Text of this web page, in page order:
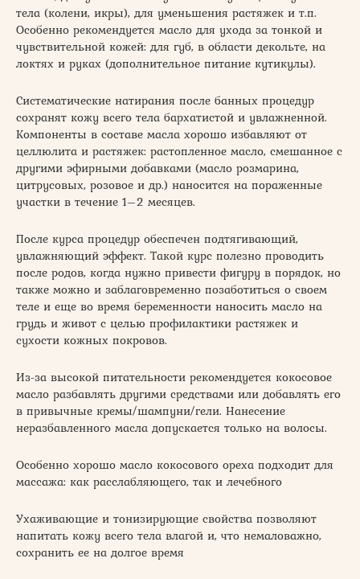
тела (колени, икры), для уменьшения растяжек и т.п.
Особенно рекомендуется масло для ухода за тонкой и
чувствительной кожей: для губ, в области декольте, на
локтях и руках (дополнительное питание кутикулы).
Систематические натирания после банных процедур
сохранят кожу всего тела бархатистой и увлажненной.
Компоненты в составе масла хорошо избавляют от
целлюлита и растяжек: растопленное масло, смешанное с
другими эфирными добавками (масло розмарина,
цитрусовых, розовое и др.) наносится на пораженные
участки в течение 1–2 месяцев.
После курса процедур обеспечен подтягивающий,
увлажняющий эффект. Такой курс полезно проводить
после родов, когда нужно привести фигуру в порядок, но
также можно и заблаговременно позаботиться о своем
теле и еще во время беременности наносить масло на
грудь и живот с целью профилактики растяжек и
сухости кожных покровов.
Из-за высокой питательности рекомендуется кокосовое
масло разбавлять другими средствами или добавлять его
в привычные кремы/шампуни/гели. Нанесение
неразбавленного масла допускается только на волосы.
Особенно хорошо масло кокосового ореха подходит для
массажа: как расслабляющего, так и лечебного
Ухаживающие и тонизирующие свойства позволяют
напитать кожу всего тела влагой и, что немаловажно,
сохранить ее на долгое время